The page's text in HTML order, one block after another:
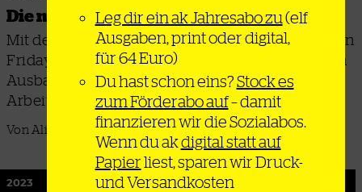
Die neue Klimastreik­bewegung
Mit der Kampagne #WirFahrenZusammen wollen
Fridays for Future und ver.di gemeinsam für den
Ausbau des ÖPNV und bessere
Arbeitsbedingungen kämpfen
Von Alix Arnold
2023
Leg dir ein ak Jahresabo zu(elf
Ausgaben, print oder digital,
für 64 Euro)
Du hast schon eins?Stock es
zum Förderabo auf– damit
finanzieren wir die Sozialabos.
Wenn du akdigital statt auf
Papierliest, sparen wir Druck-
und Versandkosten